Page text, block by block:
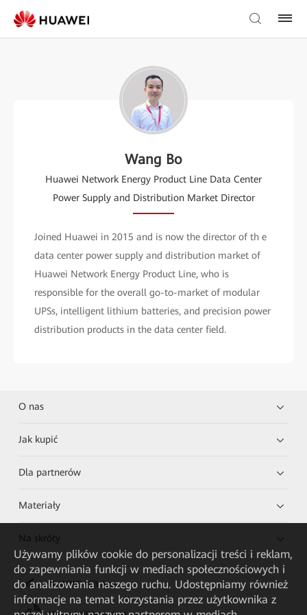
Wang Bo
Huawei Network Energy Product Line Data Center
Power Supply and Distribution Market Director
Joined Huawei in 2015 and is now the director of th e
data center power supply and distribution market of
Huawei Network Energy Product Line, who is
responsible for the overall go-to-market of modular
UPSs, intelligent lithium batteries, and precision power
distribution products in the data center field.
O nas
Jak kupić
Dla partnerów
Materiały
Na skróty
HUAWEI eKit App
Używamy plików cookie do personalizacji treści i reklam,
do zapewniania funkcji w mediach społecznościowych i
do analizowania naszego ruchu. Udostępniamy również
informacje na temat korzystania przez użytkownika z